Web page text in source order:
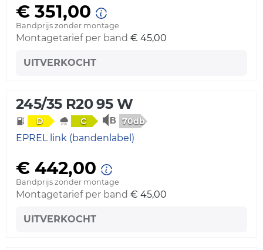
€ 351,00
Bandprijs zonder montage
Montagetarief per band € 45,00
UITVERKOCHT
245/35 R20 95 W
D C 70db
EPREL link (bandenlabel)
€ 442,00
Bandprijs zonder montage
Montagetarief per band € 45,00
UITVERKOCHT